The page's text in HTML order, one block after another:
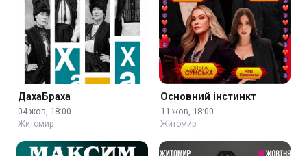
ДахаБраха
04 жов, 18:00
Житомир
Основний інстинкт
11 жов, 18:00
Житомир